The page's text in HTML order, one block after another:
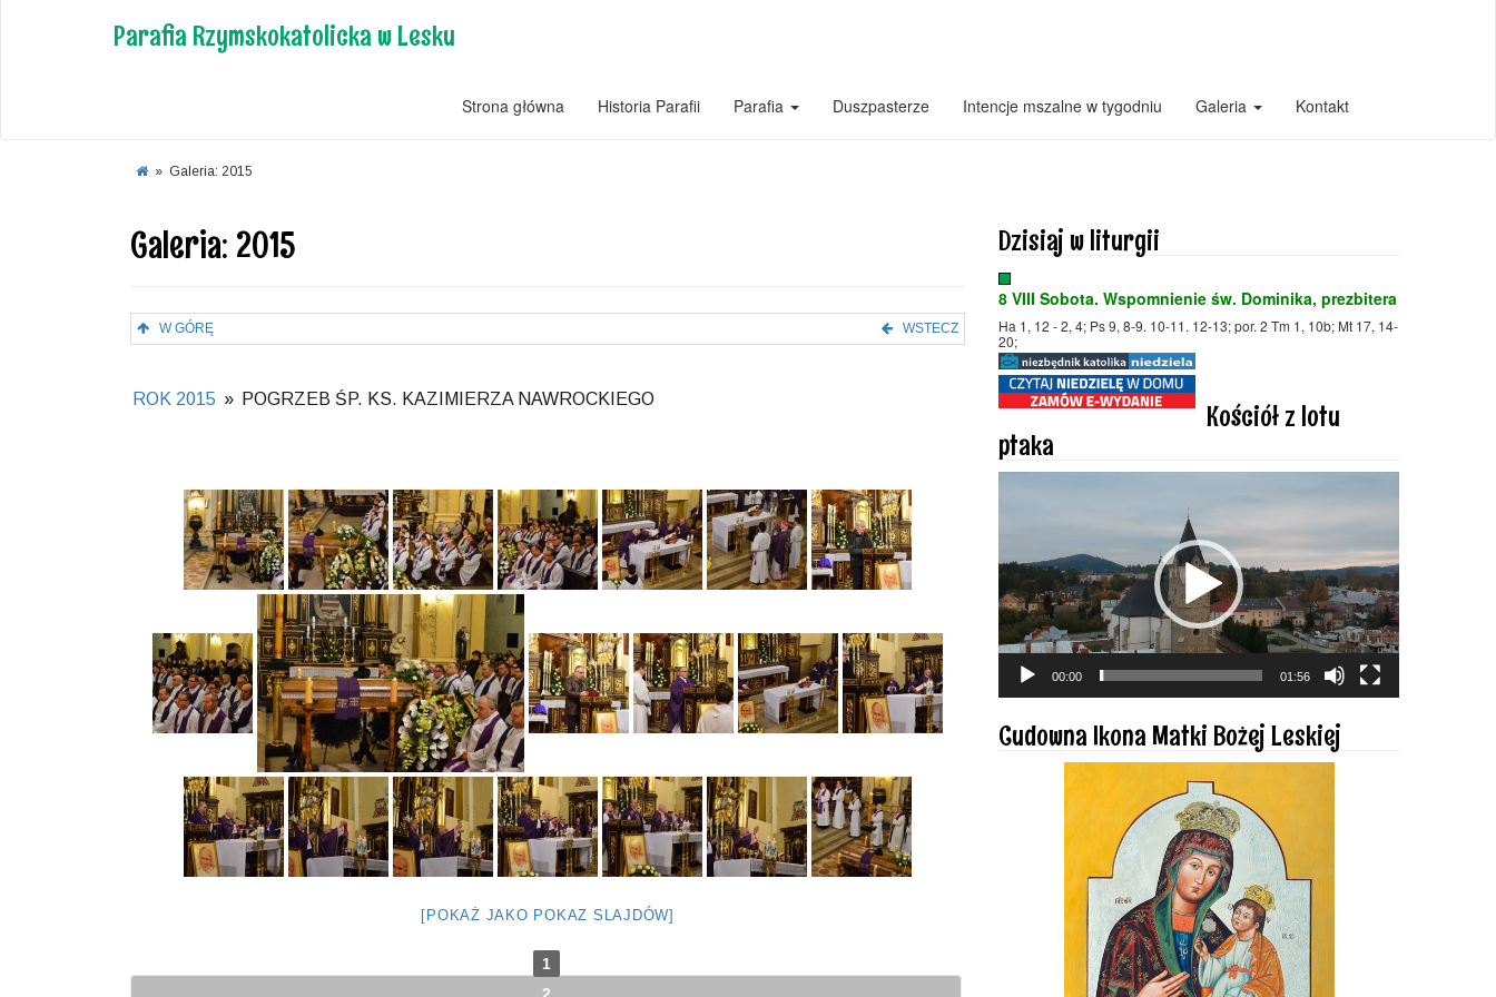
Parafia Rzymskokatolicka w Lesku
Strona główna Historia Parafii Parafia Duszpasterze Intencje mszalne w tygodniu Galeria Kontakt
» Galeria: 2015
Galeria: 2015
W GÓRĘ WSTECZ
ROK 2015 » POGRZEB ŚP. KS. KAZIMIERZA NAWROCKIEGO
[POKAŻ JAKO POKAZ SLAJDÓW]
1
2
Dzisiaj w liturgii
8 VIII Sobota. Wspomnienie św. Dominika, prezbitera
Ha 1, 12 - 2, 4; Ps 9, 8-9. 10-11. 12-13; por. 2 Tm 1, 10b; Mt 17, 14-
20;
Kościół z lotu
ptaka
00:00 01:56
Cudowna Ikona Matki Bożej Leskiej